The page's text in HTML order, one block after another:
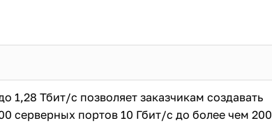
1,28 Тбит/с позволяет заказчикам создавать
серверных портов 10 Гбит/с до более чем 200